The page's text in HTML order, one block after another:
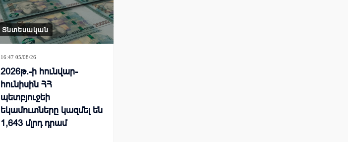
Տնտեսական
16:47 05/08/26
2026թ.-ի հունվար-
հունիսին ՀՀ
պետբյուջեի
եկամուտները կազմել են
1,643 մլրդ դրամ